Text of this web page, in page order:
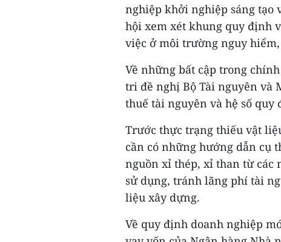
nghiệp khởi nghiệp sáng tạo
hội xem xét khung quy định
việc ở môi trường nguy
Về những bất cập trong
tri đề nghị Bộ Tài nguyên và
thuế tài nguyên và hệ số quy
Trước thực trạng thiếu vật
cần có những hướng dẫn cụ
nguồn xỉ thép, xỉ than từ các
sử dụng, tránh lãng phí tài
liệu xây dựng.
Về quy định doanh nghiệp